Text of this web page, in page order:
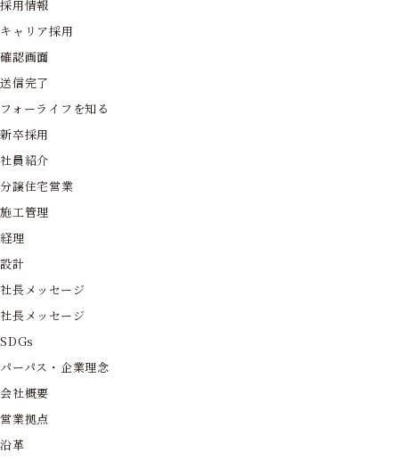
採用情報
キャリア採用
確認画面
送信完了
フォーライフを知る
新卒採用
社員紹介
分譲住宅営業
施工管理
経理
設計
社長メッセージ
社長メッセージ
SDGs
パーパス・企業理念
会社概要
営業拠点
沿革